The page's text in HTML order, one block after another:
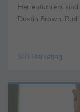
Herrenturniers
Dustin Brown,
SID Marketing